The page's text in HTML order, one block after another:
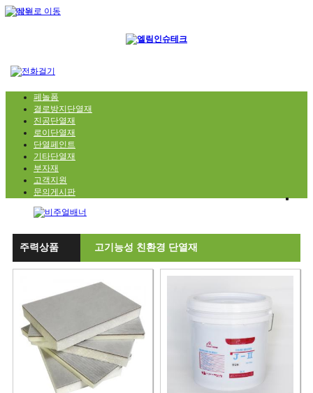
페놀폼
결로방지단열재
진공단열재
로이단열재
단열페인트
기타단열재
부자재
고객지원
문의게시판
주력상품 고기능성 친환경 단열재